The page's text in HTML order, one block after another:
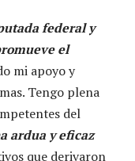
federal y
el
mi apoyo y
Tengo plena
del
ardua y eficaz
que derivaron